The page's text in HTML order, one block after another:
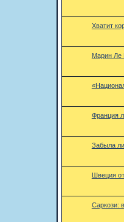
Хватит
Марин Ле
Франция
Забыла
Швеция
Саркози: